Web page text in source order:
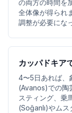
の両方の時間を
全体像が得られ
調整が必要にな
カッパドキア
4〜5日あれば、
(Avanos)での陶
スティング、乗
(Soğanlı)やム